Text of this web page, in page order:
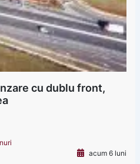
cu dublu front,
acum 6 luni